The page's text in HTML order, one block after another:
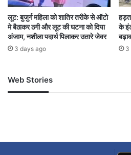
लूट: बुजुर्ग महिला को शातिर तरीके से ऑटो
मे बैठाकर ठगी और लूट की घटना को दिया
अंजाम, नशीला पदार्थ पिलाकर उतारे जेवर
3 days ago
के
3
Web Stories
जम्मू-कश्मीर में बारिश से
अपडेट